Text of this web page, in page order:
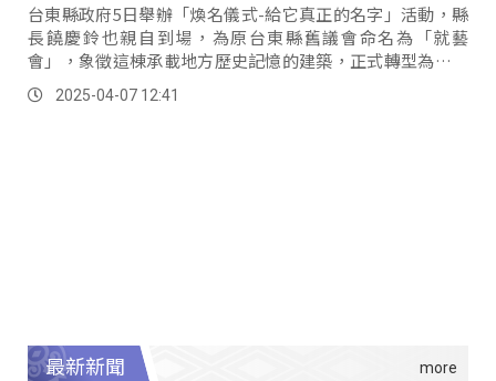
台東縣政府5日舉辦「煥名儀式-給它真正的名字」活動，縣
長饒慶鈴也親自到場，為原台東縣舊議會命名為「就藝
會」，象徵這棟承載地方歷史記憶的建築，正式轉型為台東
表演藝術創生基地。
2025-04-07 12:41
最新新聞